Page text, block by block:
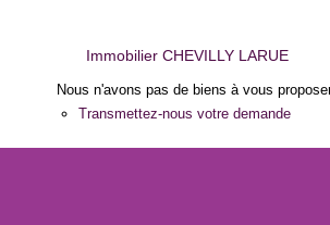
Immobilier CHEVILLY LARUE
Nous n'avons pas de biens à vous
Transmettez-nous votre demande